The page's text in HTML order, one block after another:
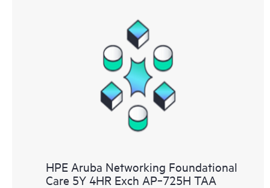
HPE Aruba Networking Foundational
Care 5Y 4HR Exch AP‑725H TAA